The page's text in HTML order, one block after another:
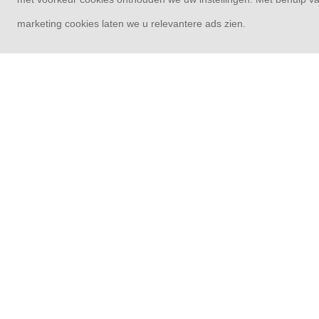
marketing cookies laten we u relevantere ads zien.